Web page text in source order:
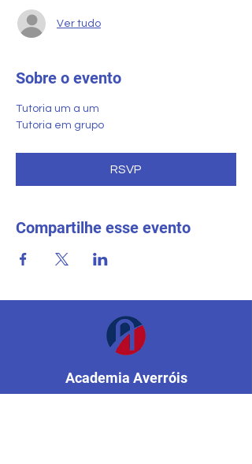
Ver tudo
Sobre o evento
Tutoria um a um
Tutoria em grupo
RSVP
Compartilhe esse evento
Academia Averróis